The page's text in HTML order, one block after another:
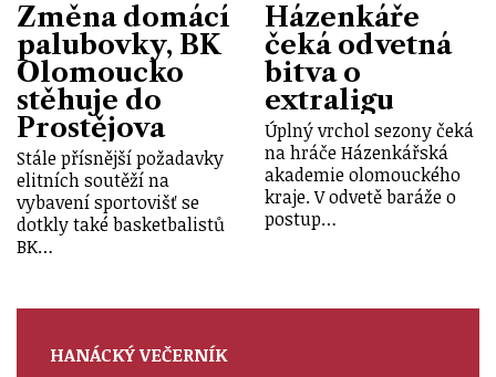
Změna domácí
palubovky, BK
Olomoucko
stěhuje do
Prostějova
Stále přísnější požadavky
elitních soutěží na
vybavení sportovišť se
dotkly také basketbalistů
BK…
Házenkáře
čeká odvetná
bitva o
extraligu
Úplný vrchol sezony čeká
na hráče Házenkářská
akademie olomouckého
kraje. V odvetě baráže o
postup…
HANÁCKÝ VEČERNÍK